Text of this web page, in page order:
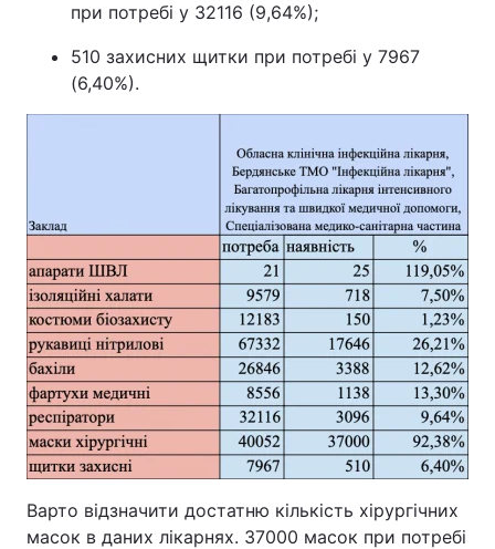
при потребі у 32116 (9,64%);
510 захисних щитки при потребі у 7967
(6,40%).
Варто відзначити достатню кількість хірургічних
масок в даних лікарнях. 37000 масок при потребі